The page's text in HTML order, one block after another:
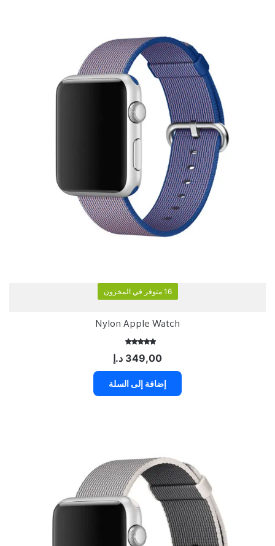
16 متوفر في المخزون
Nylon Apple Watch
5.00
349,00 د.إ
إضافة إلى السلة